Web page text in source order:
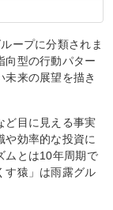
ープに分類されま
向型の行動パター
未来の展望を描き
ど目に見える事実
や効率的な投資に
ムとは10年周期で
す猿」は雨露グル